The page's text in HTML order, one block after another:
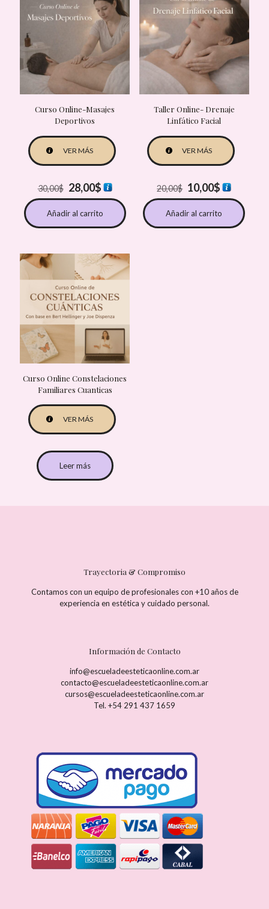
Curso Online-Masajes
Deportivos
VER MÁS
30,00$ El
precio
original
30,00$.
28,00$El
precio
actual
28,00$.
Añadir al carrito
Taller Online- Drenaje
Linfático Facial
VER MÁS
20,00$ El
precio
original
20,00$.
10,00$El
precio
actual
10,00$.
Añadir al carrito
Curso Online Constelaciones
Familiares Cuanticas
VER MÁS
Leer más
Trayectoria & Compromiso
Contamos con un equipo de profesionales con +10 años de
experiencia en estética y cuidado personal.
Información de Contacto
info@escueladeesteticaonline.com.ar
contacto@escueladeesteticaonline.com.ar
cursos@escueladeesteticaonline.com.ar
Tel. +54 291 437 1659